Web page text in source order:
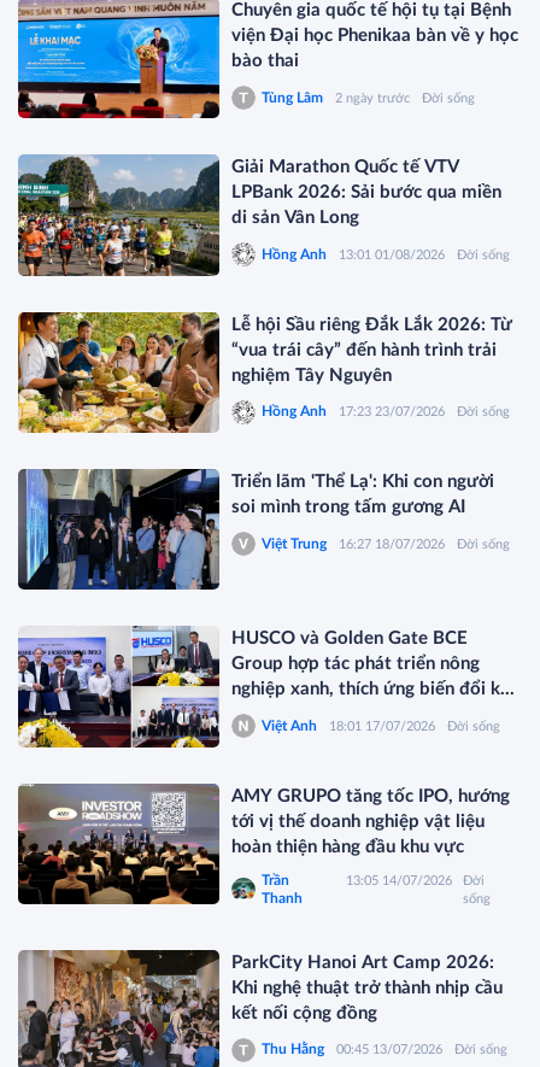
Chuyên gia quốc tế hội tụ tại Bệnh
viện Đại học Phenikaa bàn về y học
bào thai
Tùng Lâm 2 ngày trước Đời sống
Giải Marathon Quốc tế VTV
LPBank 2026: Sải bước qua miền
di sản Vân Long
Hồng Anh 13:01 01/08/2026 Đời sống
Lễ hội Sầu riêng Đắk Lắk 2026: Từ
“vua trái cây” đến hành trình trải
nghiệm Tây Nguyên
Hồng Anh 17:23 23/07/2026 Đời sống
Triển lãm 'Thể Lạ': Khi con người
soi mình trong tấm gương AI
Việt Trung 16:27 18/07/2026 Đời sống
HUSCO và Golden Gate BCE
Group hợp tác phát triển nông
nghiệp xanh, thích ứng biến đổi khí
hậu
Việt Anh 18:01 17/07/2026 Đời sống
AMY GRUPO tăng tốc IPO, hướng
tới vị thế doanh nghiệp vật liệu
hoàn thiện hàng đầu khu vực
Trần
Thanh
13:05 14/07/2026
Đời
sống
ParkCity Hanoi Art Camp 2026:
Khi nghệ thuật trở thành nhịp cầu
kết nối cộng đồng
Thu Hằng 00:45 13/07/2026 Đời sống